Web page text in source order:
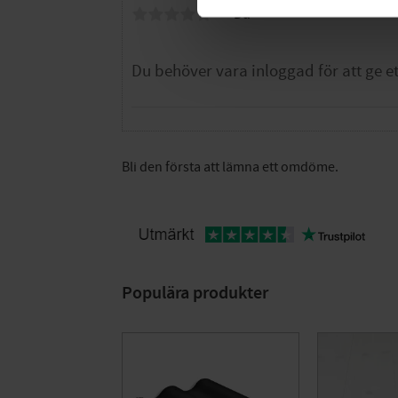
Du
Bli den första att lämna ett omdöme.
Populära produkter